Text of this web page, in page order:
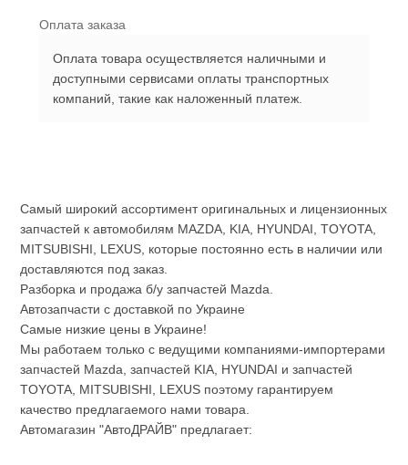
Оплата заказа
Оплата товара осуществляется наличными и
доступными сервисами оплаты транспортных
компаний, такие как наложенный платеж.
Самый широкий ассортимент оригинальных и лицензионных
запчастей к автомобилям MAZDA, KIA, HYUNDAI, TOYOTA,
MITSUBISHI, LEXUS, которые постоянно есть в наличии или
доставляются под заказ.
Разборка и продажа б/у запчастей Mazda.
Автозапчасти с доставкой по Украине
Самые низкие цены в Украине!
Мы работаем только с ведущими компаниями-импортерами
запчастей Mazda, запчастей KIA, HYUNDAI и запчастей
TOYOTA, MITSUBISHI, LEXUS поэтому гарантируем
качество предлагаемого нами товара.
Автомагазин "АвтоДРАЙВ" предлагает: